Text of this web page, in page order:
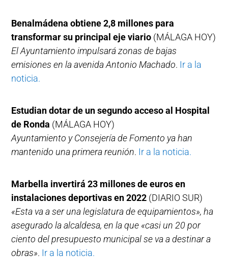
Benalmádena obtiene 2,8 millones para
transformar su principal eje viario (MÁLAGA HOY)
El Ayuntamiento impulsará zonas de bajas
emisiones en la avenida Antonio Machado. Ir a la
noticia.
Estudian dotar de un segundo acceso al Hospital
de Ronda (MÁLAGA HOY)
Ayuntamiento y Consejería de Fomento ya han
mantenido una primera reunión. Ir a la noticia.
Marbella invertirá 23 millones de euros en
instalaciones deportivas en 2022 (DIARIO SUR)
«Esta va a ser una legislatura de equipamientos», ha
asegurado la alcaldesa, en la que «casi un 20 por
ciento del presupuesto municipal se va a destinar a
obras». Ir a la noticia.